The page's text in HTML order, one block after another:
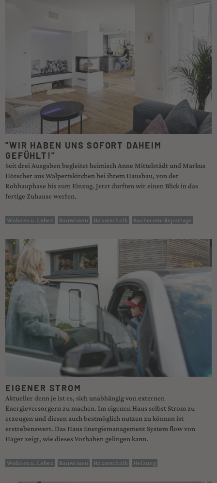
"WIR HABEN UNS SOFORT DAHEIM
GEFÜHLT!"
Seit drei Ausgaben begleitet heimisch Anne Mittelstädt und Markus
Hötscher aus Walpertskirchen bei ihrem Hausbau, von der
Rohbauphase bis zum Einzug. Jetzt durften wir einen Blick in das
fertige Zuhause werfen.
Wohnen u. Leben Bauwissen Haustechnik Bauherren-Reportage
EIGENER STROM
Aktueller denn je ist es, sich unabhängig von externen
Energieversorgern zu machen. Im eigenen Haus selbst Strom zu
erzeugen und diesen auch bestmöglich nutzen zu können ist
erstrebenswert. Das Haus Energiemanagement System flow von
Hager zeigt, wie dieses Vorhaben gelingen kann.
Wohnen u. Leben Bauwissen Haustechnik Heizung